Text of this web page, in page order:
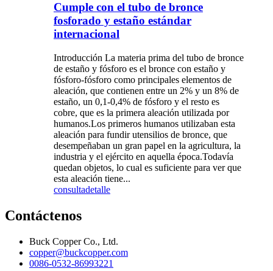
Cumple con el tubo de bronce
fosforado y estaño estándar
internacional
Introducción La materia prima del tubo de bronce
de estaño y fósforo es el bronce con estaño y
fósforo-fósforo como principales elementos de
aleación, que contienen entre un 2% y un 8% de
estaño, un 0,1-0,4% de fósforo y el resto es
cobre, que es la primera aleación utilizada por
humanos.Los primeros humanos utilizaban esta
aleación para fundir utensilios de bronce, que
desempeñaban un gran papel en la agricultura, la
industria y el ejército en aquella época.Todavía
quedan objetos, lo cual es suficiente para ver que
esta aleación tiene...
consultadetalle
Contáctenos
Buck Copper Co., Ltd.
copper@buckcopper.com
0086-0532-86993221